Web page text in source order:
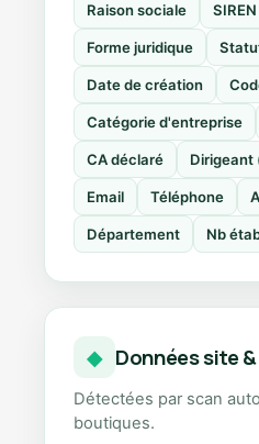
Raison sociale SIREN
Forme juridique
Date de création
Catégorie d'entreprise
CA déclaré Dirigeant
Email Téléphone
Département Nb
◆ Données site
Détectées par scan
boutiques.